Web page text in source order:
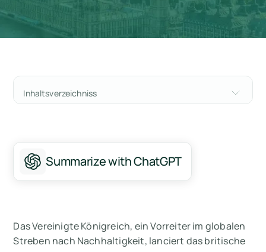
Inhaltsverzeichniss
Wie funktioniert das britische CBAM?
Was sind die Anforderungen des britischen
CBAM?
zur Pflicht?
Summarize with ChatGPT
Das Vereinigte Königreich, ein Vorreiter im globalen
Streben nach Nachhaltigkeit, lanciert das britische